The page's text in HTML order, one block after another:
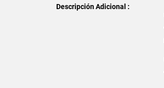
Descripción Adicional :